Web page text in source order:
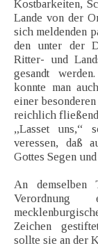
Kostbarkeiten,
Lande von der
sich meldenden
den unter der
Ritter- und
gesandt
konnte man
einer
reichlich
„Lasset uns,“
veressen, daß
Gottes Segen
An demselben
Zeichen
sollte sie an der